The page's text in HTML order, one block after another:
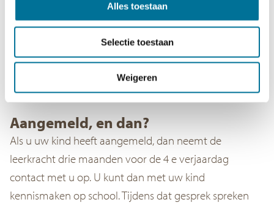
Alles toestaan
Selectie toestaan
Weigeren
Aangemeld, en dan?
Als u uw kind heeft aangemeld, dan neemt de
leerkracht drie maanden voor de 4 e verjaardag
contact met u op. U kunt dan met uw kind
kennismaken op school. Tijdens dat gesprek spreken